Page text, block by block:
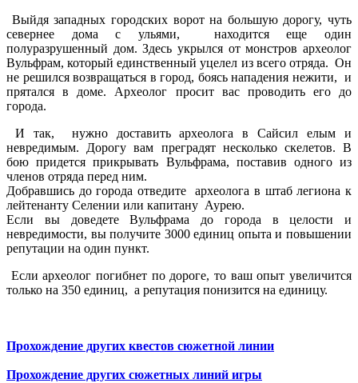
Выйдя западных городских ворот на большую дорогу, чуть
севернее дома с ульями, находится еще один
полуразрушенный дом. Здесь укрылся от монстров археолог
Вульфрам, который единственный уцелел из всего отряда. Он
не решился возвращаться в город, боясь нападения нежити, и
прятался в доме. Археолог просит вас проводить его до
города.
И так, нужно доставить археолога в Сайсил елым и
невредимым. Дорогу вам преградят несколько скелетов. В
бою придется прикрывать Вульфрама, поставив одного из
членов отряда перед ним.
Добравшись до города отведите археолога в штаб легиона к
лейтенанту Селении или капитану Аурею.
Если вы доведете Вульфрама до города в целости и
невредимости, вы получите 3000 единиц опыта и повышении
репутации на один пункт.
Если археолог погибнет по дороге, то ваш опыт увеличится
только на 350 единиц, а репутация понизится на единицу.
Прохождение других квестов сюжетной линии
Прохождение других сюжетных линий игры